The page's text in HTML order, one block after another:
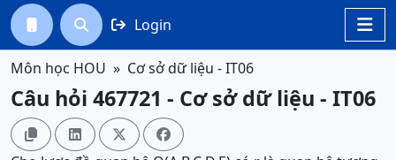

  Login
Môn học HOU Cơ sở dữ liệu - IT06
Câu hỏi 467721 - Cơ sở dữ liệu - IT06
   